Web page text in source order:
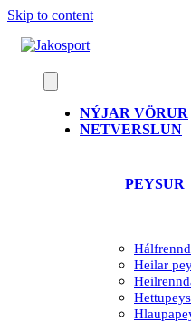
Skip to content
NÝJAR VÖRUR
NETVERSLUN
PEYSUR
Heilar